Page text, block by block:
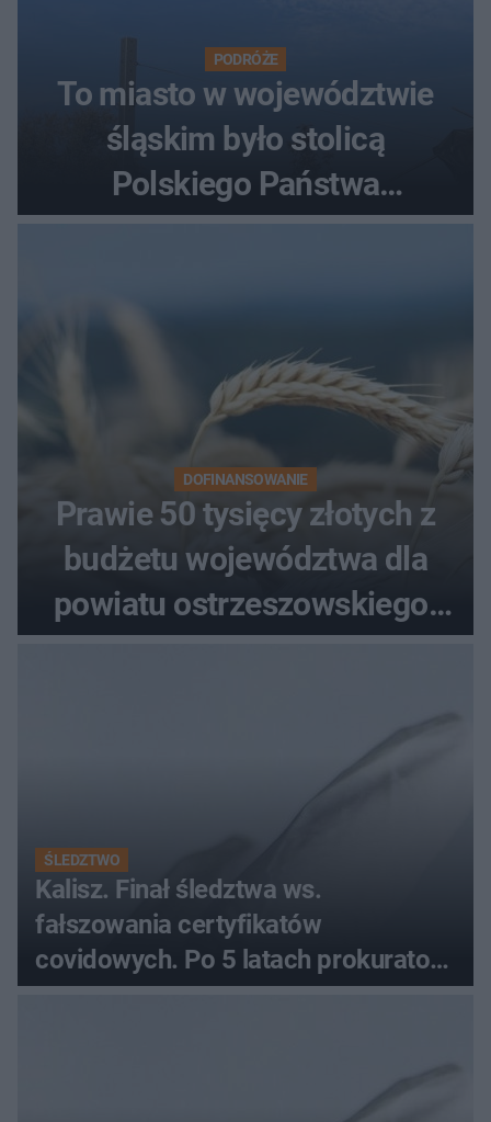
PODRÓŻE
To miasto w województwie
śląskim było stolicą
Polskiego Państwa
Podziemnego. Dziś zna je
DOFINANSOWANIE
Prawie 50 tysięcy złotych z
budżetu województwa dla
powiatu ostrzeszowskiego.
Pieniądze trafią do czterech
ŚLEDZTWO
Kalisz. Finał śledztwa ws.
fałszowania certyfikatów
covidowych. Po 5 latach prokurator
zamyka sprawę